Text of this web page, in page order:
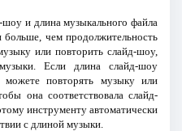
и длина музыкального файла
чем продолжительность
или повторить слайд-шоу,
Если длина слайд-шоу
повторять музыку или
она соответствовала слайд-
инструменту автоматически
с длиной музыки.